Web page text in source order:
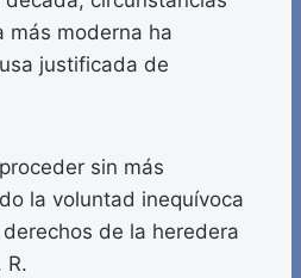
más moderna ha
justificada de
sin más
la voluntad inequívoca
de la heredera
R.